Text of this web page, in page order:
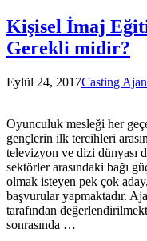
Kişisel İmaj
Gerekli midir?
Eylül 24, 2017Casting
Oyunculuk mesleği her
gençlerin ilk tercihleri
televizyon ve dizi dünyası
sektörler arasındaki bağı
olmak isteyen pek çok
başvurular yapmaktadır.
tarafından
sonrasında …